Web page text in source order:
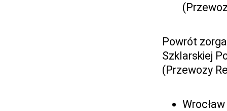
Powrót
Szklarskiej
(Przewozy